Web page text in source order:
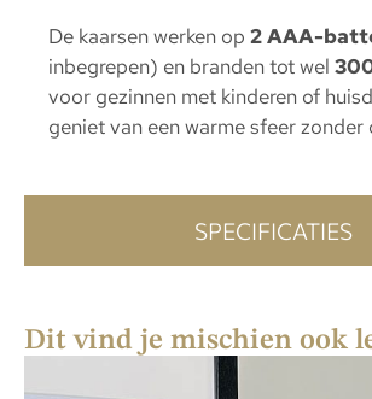
SPECIFICATIES
De kaarsen werken op 2 AAA-
inbegrepen) en branden tot wel
voor gezinnen met kinderen of
geniet van een warme sfeer zonder
Dit vind je mischien ook